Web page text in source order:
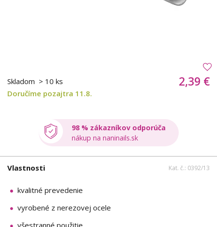
Skladom > 10 ks
Doručíme pozajtra 11.8.
2,39 €
98 % zákazníkov odporúča
nákup na naninails.sk
Vlastnosti Kat. č.: 0392/13
kvalitné prevedenie
vyrobené z nerezovej ocele